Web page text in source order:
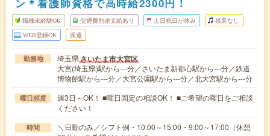
ン＊看護師資格で高時給2300円！
職種未経験OK 交通費別途支給あり 土日祝日が休み 残業なし
WEB登録OK 派遣
勤務地 埼玉県さいたま市大宮区
大宮(埼玉県)駅から---分／さいたま新都心駅から---分／鉄道
博物館駅から---分／大宮公園駅から---分／北大宮駅から---分
曜日頻度
週3日～OK！ ■曜日固定の相談OK！ ■ご希望の曜日をご相談
ください！
時間
＼日勤のみ／シフト例・10:00～15:00・9:00～17:00（休憩